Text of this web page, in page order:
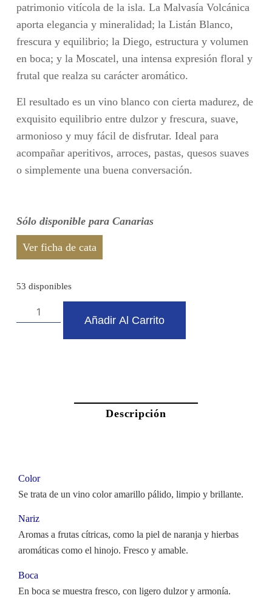
patrimonio vitícola de la isla. La Malvasía Volcánica
aporta elegancia y mineralidad; la Listán Blanco,
frescura y equilibrio; la Diego, estructura y volumen
en boca; y la Moscatel, una intensa expresión floral y
frutal que realza su carácter aromático.
El resultado es un vino blanco con cierta madurez, de
exquisito equilibrio entre dulzor y frescura, suave,
armonioso y muy fácil de disfrutar. Ideal para
acompañar aperitivos, arroces, pastas, quesos suaves
o simplemente una buena conversación.
Sólo disponible para Canarias
Ver ficha de cata
53 disponibles
Añadir Al Carrito
Descripción
Color
Se trata de un vino color amarillo pálido, limpio y brillante.
Nariz
Aromas a frutas cítricas, como la piel de naranja y hierbas
aromáticas como el hinojo. Fresco y amable.
Boca
En boca se muestra fresco, con ligero dulzor y armonía.